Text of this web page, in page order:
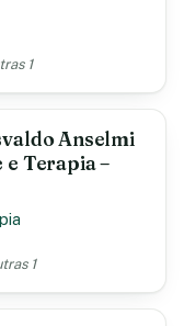
1
Anselmi
e Terapia –
1